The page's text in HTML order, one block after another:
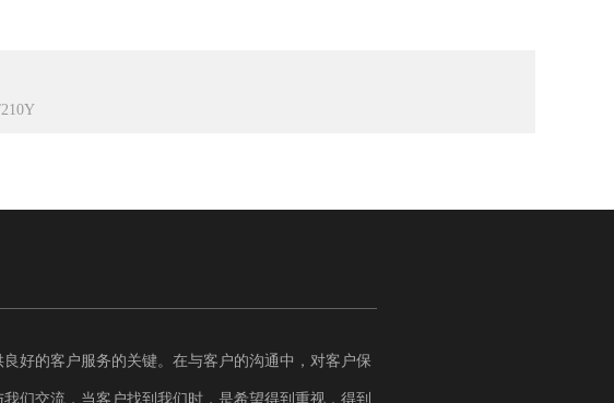
好的客户服务的关键。在与客户的沟通中，对客户保
们交流，当客户找到我们时，是希望得到重视，得到